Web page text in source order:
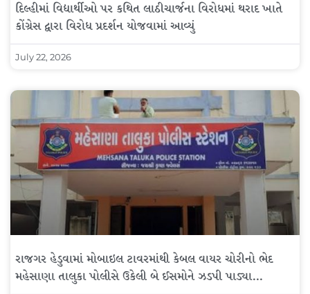
દિલ્હીમાં વિદ્યાર્થીઓ પર કથિત લાઠીચાર્જના વિરોધમાં થરાદ ખાતે
કોંગ્રેસ દ્વારા વિરોધ પ્રદર્શન યોજવામાં આવ્યું
July 22, 2026
રાજગર હેડુવામાં મોબાઇલ ટાવરમાંથી કેબલ વાયર ચોરીનો ભેદ
મહેસાણા તાલુકા પોલીસે ઉકેલી બે ઈસમોને ઝડપી પાડ્યા…